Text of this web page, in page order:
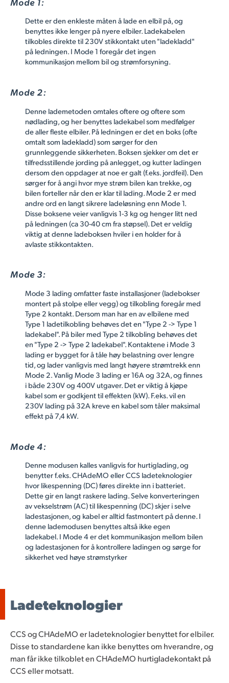
Dette er den enkleste måten å lade en elbil på, og
benyttes ikke lenger på nyere elbiler. Ladekabelen
tilkobles direkte til 230V stikkontakt uten "ladekladd"
på ledningen. I Mode 1 foregår det ingen
kommunikasjon mellom bil og strømforsyning.
Mode 2:
Denne lademetoden omtales oftere og oftere som
nødlading, og her benyttes ladekabel som medfølger
de aller fleste elbiler. På ledningen er det en boks (ofte
omtalt som ladekladd) som sørger for den
grunnleggende sikkerheten. Boksen sjekker om det er
tilfredsstillende jording på anlegget, og kutter ladingen
dersom den oppdager at noe er galt (f.eks. jordfeil). Den
sørger for å angi hvor mye strøm bilen kan trekke, og
bilen forteller når den er klar til lading. Mode 2 er med
andre ord en langt sikrere ladeløsning enn Mode 1.
Disse boksene veier vanligvis 1-3 kg og henger litt ned
på ledningen (ca 30-40 cm fra støpsel). Det er veldig
viktig at denne ladeboksen hviler i en holder for å
avlaste stikkontakten.
Mode 3:
Mode 3 lading omfatter faste installasjoner (ladebokser
montert på stolpe eller vegg) og tilkobling foregår med
Type 2 kontakt. Dersom man har en av elbilene med
Type 1 ladetilkobling behøves det en "Type 2 -> Type 1
ladekabel". På biler med Type 2 tilkobling behøves det
en "Type 2 -> Type 2 ladekabel". Kontaktene i Mode 3
lading er bygget for å tåle høy belastning over lengre
tid, og lader vanligvis med langt høyere strømtrekk enn
Mode 2. Vanlig Mode 3 lading er 16A og 32A, og finnes
i både 230V og 400V utgaver. Det er viktig å kjøpe
kabel som er godkjent til effekten (kW). F.eks. vil en
230V lading på 32A kreve en kabel som tåler maksimal
effekt på 7,4 kW.
Mode 4:
Denne modusen kalles vanligvis for hurtiglading, og
benytter f.eks. CHAdeMO eller CCS ladeteknologier
hvor likespenning (DC) føres direkte inn i batteriet.
Dette gir en langt raskere lading. Selve konverteringen
av vekselstrøm (AC) til likespenning (DC) skjer i selve
ladestasjonen, og kabel er alltid fastmontert på denne. I
denne lademodusen benyttes altså ikke egen
ladekabel. I Mode 4 er det kommunikasjon mellom bilen
og ladestasjonen for å kontrollere ladingen og sørge for
sikkerhet ved høye strømstyrker
Ladeteknologier
CCS og CHAdeMO er ladeteknologier benyttet for elbiler.
Disse to standardene kan ikke benyttes om hverandre, og
man får ikke tilkoblet en CHAdeMO hurtigladekontakt på
CCS eller motsatt.